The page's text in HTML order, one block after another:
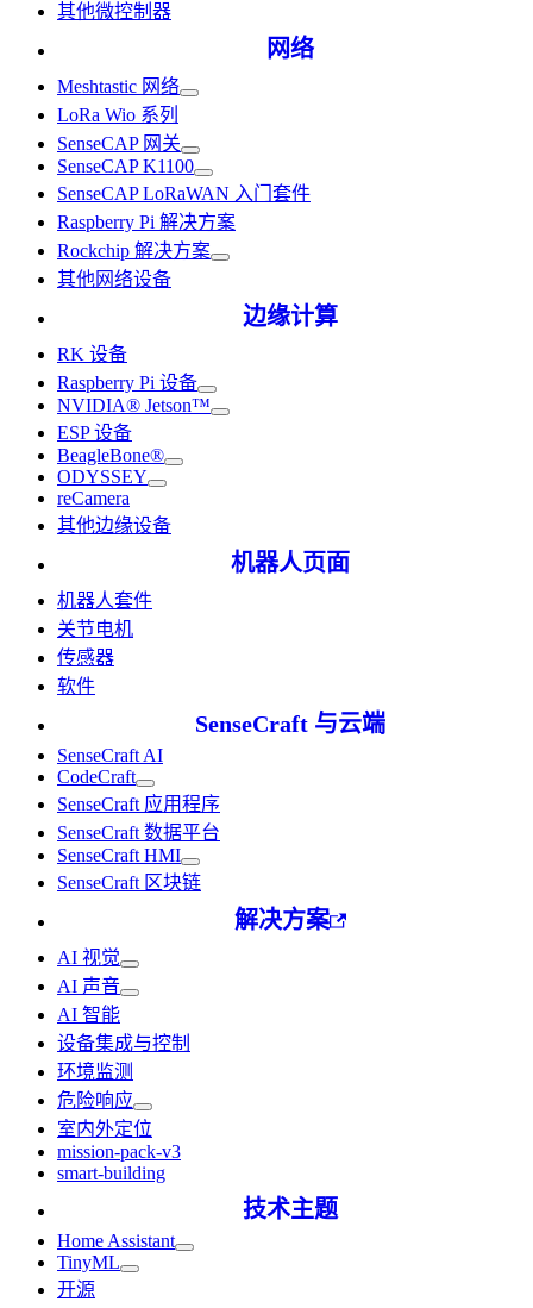
其他微控制器
网络
Meshtastic 网络
LoRa Wio 系列
SenseCAP 网关
SenseCAP K1100
SenseCAP LoRaWAN 入门套件
Raspberry Pi 解决方案
Rockchip 解决方案
其他网络设备
边缘计算
RK 设备
Raspberry Pi 设备
NVIDIA® Jetson™
ESP 设备
BeagleBone®
ODYSSEY
reCamera
其他边缘设备
机器人页面
机器人套件
关节电机
传感器
软件
SenseCraft 与云端
SenseCraft AI
CodeCraft
SenseCraft 应用程序
SenseCraft 数据平台
SenseCraft HMI
SenseCraft 区块链
解决方案
AI 视觉
AI 声音
AI 智能
设备集成与控制
环境监测
危险响应
室内外定位
mission-pack-v3
smart-building
技术主题
Home Assistant
TinyML
开源